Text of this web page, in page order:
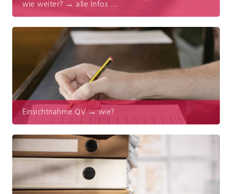
wie weiter? → alle Infos ...
Einsichtnahme QV → wie?